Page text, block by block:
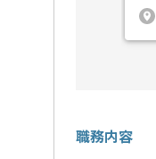
職務内容